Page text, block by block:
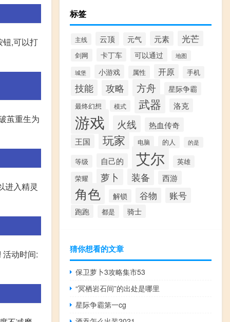
钮,可以打
茧重生为
进入精灵
动时间:
标签
主线 云顶 元气 元素 光芒
剑网 卡丁车 可以通过 地图
城堡 小游戏 属性 开原 手机
技能 攻略 方舟 星际争霸
最终幻想 模式 武器 洛克
游戏 火线 热血传奇
王国 玩家 电脑 的人 的是
等级 自己的 艾尔 英雄
荣耀 萝卜 装备 西游
角色 解锁 谷物 账号
跑跑 都是 骑士
猜你想看的文章
保卫萝卜3攻略集市53
“冥栖岩石间”的出处是哪里
星际争霸第一cg